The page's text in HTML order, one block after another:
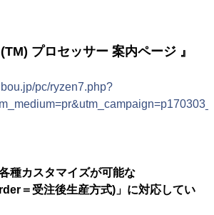
プロセッサー 案内ページ 』
pc/ryzen7.php?
種カスタマイズが可能な
＝受注後生産方式)」に対応してい